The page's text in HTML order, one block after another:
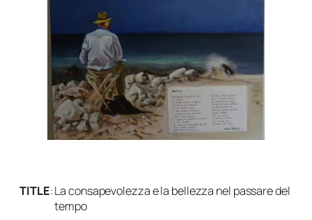
TITLE:La consapevolezza e la bellezza nel passare del
tempo